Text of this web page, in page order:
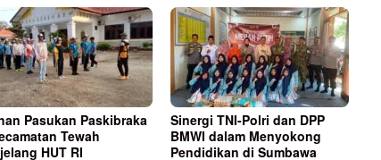
Pasukan Paskibraka
Tewah
HUT RI
Sinergi TNI-Polri dan DPP
BMWI dalam Menyokong
Pendidikan di Sumbawa